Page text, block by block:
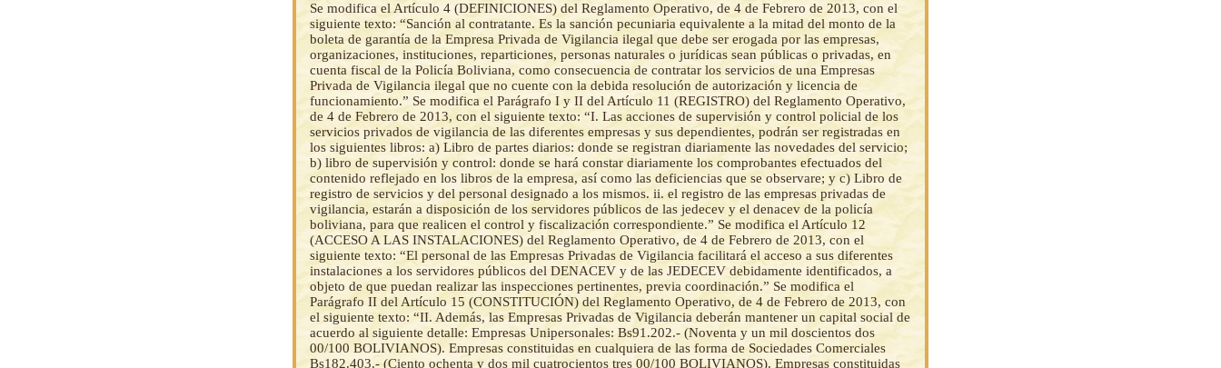
Se modifica el Artículo 4 (DEFINICIONES) del Reglamento Operativo, de 4 de Febrero de 2013, con el
siguiente texto: “Sanción al contratante. Es la sanción pecuniaria equivalente a la mitad del monto de la
boleta de garantía de la Empresa Privada de Vigilancia ilegal que debe ser erogada por las empresas,
organizaciones, instituciones, reparticiones, personas naturales o jurídicas sean públicas o privadas, en
cuenta fiscal de la Policía Boliviana, como consecuencia de contratar los servicios de una Empresas
Privada de Vigilancia ilegal que no cuente con la debida resolución de autorización y licencia de
funcionamiento.” Se modifica el Parágrafo I y II del Artículo 11 (REGISTRO) del Reglamento Operativo,
de 4 de Febrero de 2013, con el siguiente texto: “I. Las acciones de supervisión y control policial de los
servicios privados de vigilancia de las diferentes empresas y sus dependientes, podrán ser registradas en
los siguientes libros: a) Libro de partes diarios: donde se registran diariamente las novedades del servicio;
b) libro de supervisión y control: donde se hará constar diariamente los comprobantes efectuados del
contenido reflejado en los libros de la empresa, así como las deficiencias que se observare; y c) Libro de
registro de servicios y del personal designado a los mismos. ii. el registro de las empresas privadas de
vigilancia, estarán a disposición de los servidores públicos de las jedecev y el denacev de la policía
boliviana, para que realicen el control y fiscalización correspondiente.” Se modifica el Artículo 12
(ACCESO A LAS INSTALACIONES) del Reglamento Operativo, de 4 de Febrero de 2013, con el
siguiente texto: “El personal de las Empresas Privadas de Vigilancia facilitará el acceso a sus diferentes
instalaciones a los servidores públicos del DENACEV y de las JEDECEV debidamente identificados, a
objeto de que puedan realizar las inspecciones pertinentes, previa coordinación.” Se modifica el
Parágrafo II del Artículo 15 (CONSTITUCIÓN) del Reglamento Operativo, de 4 de Febrero de 2013, con
el siguiente texto: “II. Además, las Empresas Privadas de Vigilancia deberán mantener un capital social de
acuerdo al siguiente detalle: Empresas Unipersonales: Bs91.202.- (Noventa y un mil doscientos dos
00/100 BOLIVIANOS). Empresas constituidas en cualquiera de las forma de Sociedades Comerciales
Bs182.403.- (Ciento ochenta y dos mil cuatrocientos tres 00/100 BOLIVIANOS). Empresas constituidas